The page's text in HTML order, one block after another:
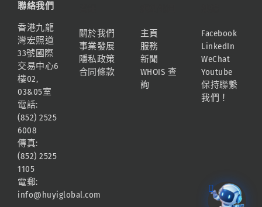
聯絡我們
香港九龍
灣宏照道
33號國際
交易中心6
樓02,
03&05室
電話:
(852) 2525
6008
傳真:
(852) 2525
1105
電郵:
info@huyiglobal.com
關於我們
事業發展
隱私政策
合同條款
主頁
服務
新聞
WHOIS 查
詢
Facebook
LinkedIn
WeChat
Youtube
保持聯繫
我們！